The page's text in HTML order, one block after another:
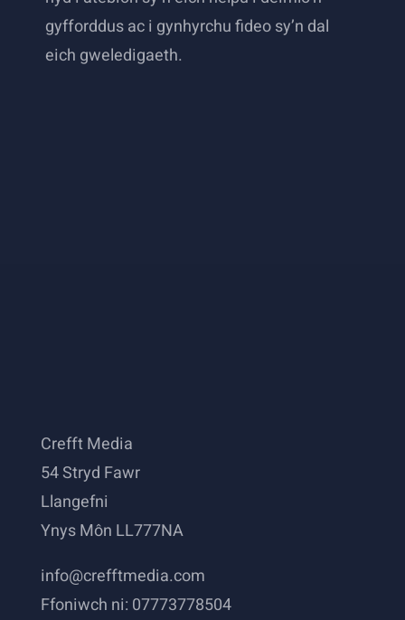
gyfforddus ac i gynhyrchu fideo sy’n dal
eich gweledigaeth.
Crefft Media
54 Stryd Fawr
Llangefni
Ynys Môn LL777NA
info@crefftmedia.com
Ffoniwch ni: 07773778504